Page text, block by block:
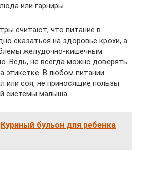
или гарниры.
считают, что питание в
сказаться на здоровье крохи, а
желудочно-кишечным
Ведь, не всегда можно доверять
этикетке. В любом питании
или соя, не приносящие пользы
системы малыша.
Куриный бульон для ребенка